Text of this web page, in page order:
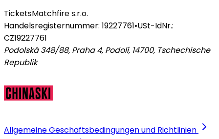
TicketsMatchfire s.r.o.
Handelsregisternummer: 19227761•USt-IdNr.:
CZ19227761
Podolská 348/88, Praha 4, Podolí, 14700, Tschechische
Republik
Allgemeine Geschäftsbedingungen und Richtlinien